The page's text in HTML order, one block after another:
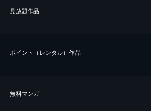
⾒放題作品
ポイント（レンタル）作品
無料マンガ